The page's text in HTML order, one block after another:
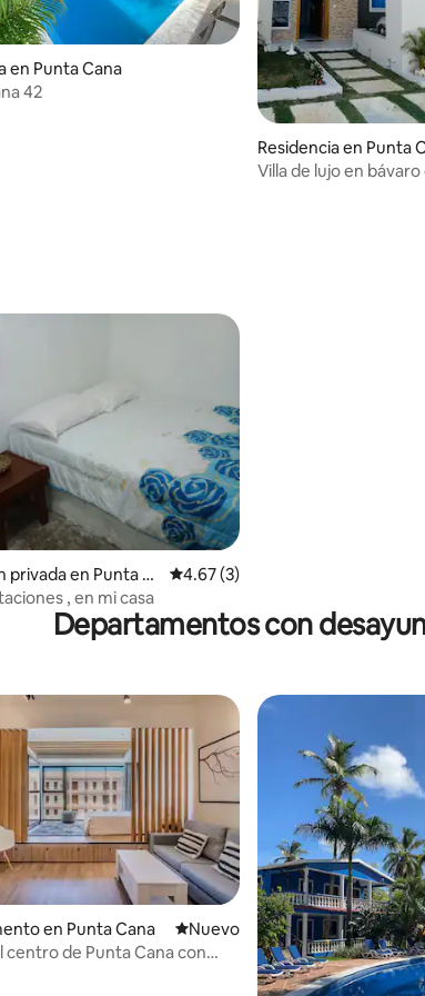
en Punta Cana
42
Residencia en Punta
Villa de lujo en
4.0 de 5; 4 evaluaciones
privada en Punta C
Calificación promedio: 4.67 de 5;
4.67 (3)
, en mi casa
Departamentos con
en Punta Cana Nuevo alojamiento
Nuevo
centro de Punta Cana con